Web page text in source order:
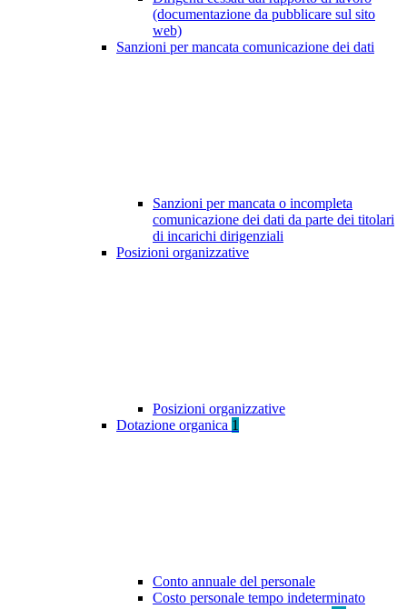
(documentazione da pubblicare sul sito
web)
Sanzioni per mancata comunicazione dei dati
Sanzioni per mancata o incompleta
comunicazione dei dati da parte dei titolari
di incarichi dirigenziali
Posizioni organizzative
Posizioni organizzative
Dotazione organica 1
Conto annuale del personale
Costo personale tempo indeterminato